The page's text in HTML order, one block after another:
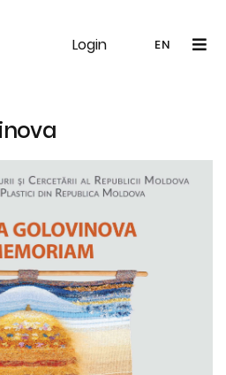
Login EN
Noutăți